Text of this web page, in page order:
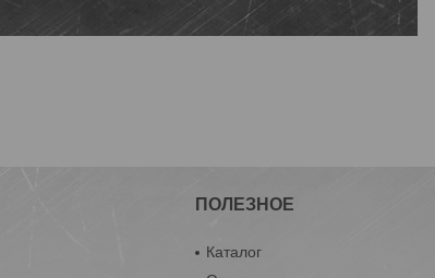
ПОЛЕЗНОЕ
Каталог